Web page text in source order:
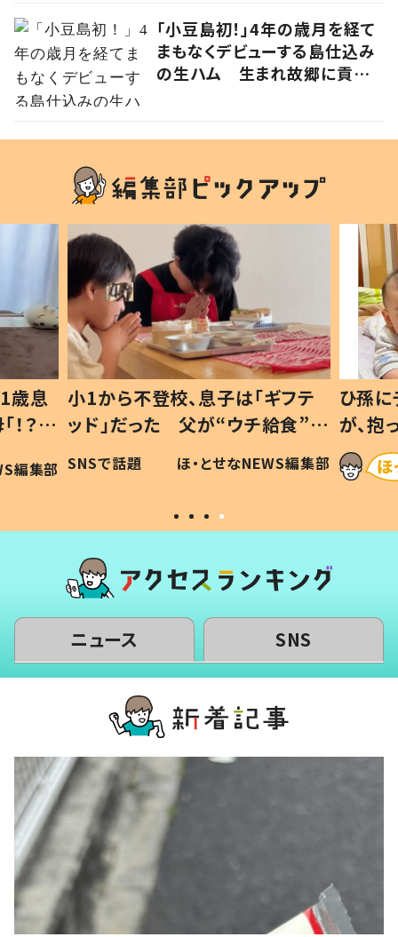
「小豆島初！」4年の歳月を経て
まもなくデビューする島仕込み
の生ハム 生まれ故郷に貢献
歳息
？」
編集部
小1から不登校、息子は「ギフテ
ッド」だった 父が“ウチ給食”を
作り続ける理由とは #令和の親
#令和の子
SNSで話題 ほ・とせなNEWS編集部
ひ孫
が、
「涙が
い」
ニュース SNS